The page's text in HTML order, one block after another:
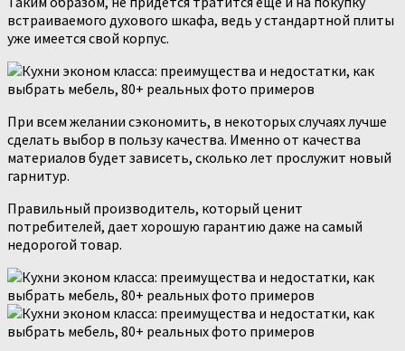
встраиваемого духового шкафа, ведь у стандартной плиты
уже имеется свой корпус.
При всем желании сэкономить, в некоторых случаях лучше
сделать выбор в пользу качества. Именно от качества
материалов будет зависеть, сколько лет прослужит новый
гарнитур.
Правильный производитель, который ценит
потребителей, дает хорошую гарантию даже на самый
недорогой товар.